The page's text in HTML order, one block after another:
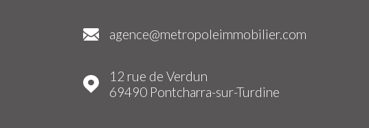
agence@metropoleimmobilier.com
12 rue de Verdun
69490
Pontcharra-sur-Turdine